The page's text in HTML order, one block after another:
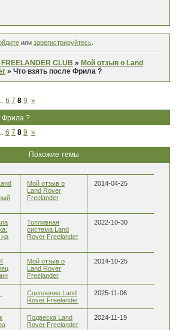
или зарегистрируйтесь.
CLUB » Мой отзыв о Land
»Что взять после Фрила ?
Фрила ?
6 7 8 9 »
6 7 8 9 »
Похожие темы
Мой отзыв о
Land Rover
Freelander
2014-04-25
на
Топливная
система Land
Rover Freelander
2022-10-30
Мой отзыв о
Land Rover
Freelander
2014-10-25
Сцепление Land
Rover Freelander
2025-11-06
Подвеска Land
Rover Freelander
2024-11-19